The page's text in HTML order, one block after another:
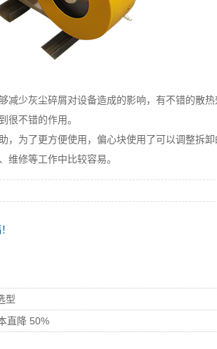
减少灰尘碎屑对设备造成的影响，有不错的散
很不错的作用。
，为了更方便使用，偏心块使用了可以调整拆
维修等工作中比较容易。
型
直降 50%